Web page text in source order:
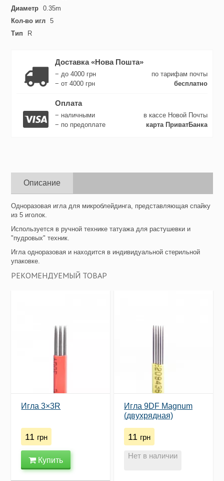
Диаметр 0.35m
Кол-во игл 5
Тип
R
Доставка «Нова Пошта»
− до 4000 грн
по тарифам почты
− от 4000 грн
бесплатно
Оплата
− наличными
в кассе Новой Почты
− по предоплате
карта ПриватБанка
Описание
Одноразовая игла для микроблейдинга, представляющая спайку
из 5 иголок.
Используется в ручной технике татуажа для растушевки и
"пудровых" техник.
Игла одноразовая и находится в индивидуальной стерильной
упаковке.
РЕКОМЕНДУЕМЫЙ ТОВАР
Игла 3×3R
11 грн
Купить
Игла 9DF Magnum
(двухрядная)
11 грн
Нет в наличии